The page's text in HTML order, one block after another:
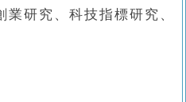
研究、科技指標研究、